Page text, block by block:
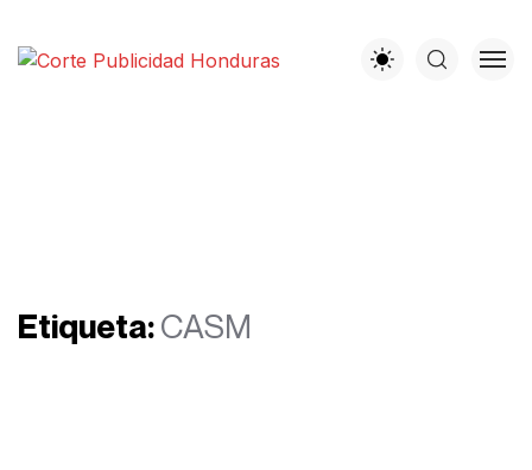
Etiqueta:CASM